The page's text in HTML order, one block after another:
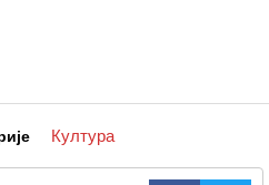
Култура